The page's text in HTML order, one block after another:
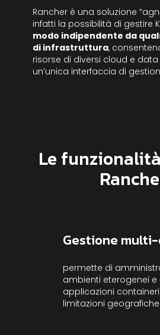
Rancher è una soluzione
infatti la possibilità di gestire
modo indipendente da
di infrastruttura,
risorse di diversi cloud e
un’unica interfaccia di
Le
Gestione
permette di
ambienti eterogenei e
applicazioni
limitazioni